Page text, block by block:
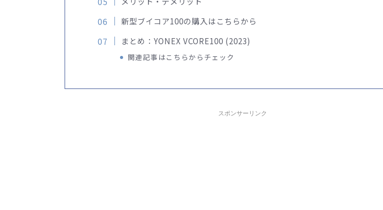
新型ブイコア100の購入はこちらから
まとめ：YONEX VCORE100 (2023)
関連記事はこちらからチェック
スポンサーリンク